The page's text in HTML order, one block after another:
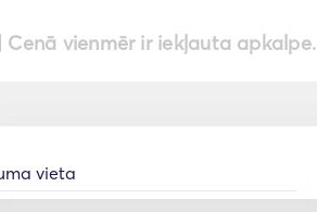
| Cenā vienmēr ir iekļauta apkalpe.